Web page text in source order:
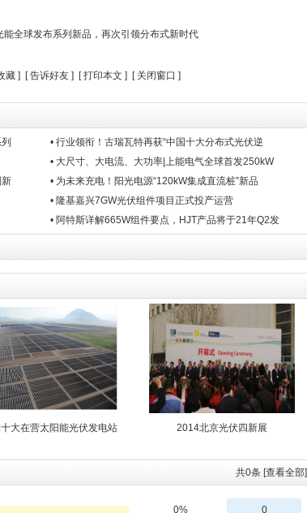
全球发布系列新品，再次引领分布式新时代
藏 ] [告诉好友 ] [打印本文 ] [ 关闭窗口 ]
• 行业领衔！古瑞瓦特再获“中国十大分布式光伏逆
• 大尺寸、大电流、大功率|上能电气全球首发250kW
• 为未来充电！阳光电源“120kW集成直流桩”新品
• 隆基嘉兴7GW光伏组件项目正式投产运营
• 阿特斯详解665W组件要点，HJT产品将于21年Q2发
大在营太阳能光伏发电站 2014北京光伏四新展
共0条 [查看全部]